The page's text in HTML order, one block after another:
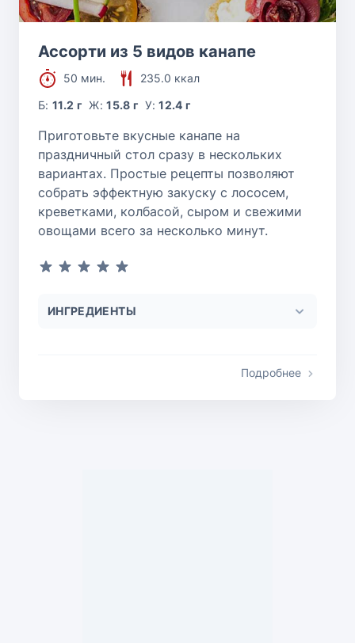
Ассорти из 5 видов канапе
50 мин.
235.0 ккал
Б:11.2 г Ж:15.8 г У:12.4 г
Приготовьте вкусные канапе на
праздничный стол сразу в нескольких
вариантах. Простые рецепты позволяют
собрать эффектную закуску с лососем,
креветками, колбасой, сыром и свежими
овощами всего за несколько минут.
ИНГРЕДИЕНТЫ
Подробнее